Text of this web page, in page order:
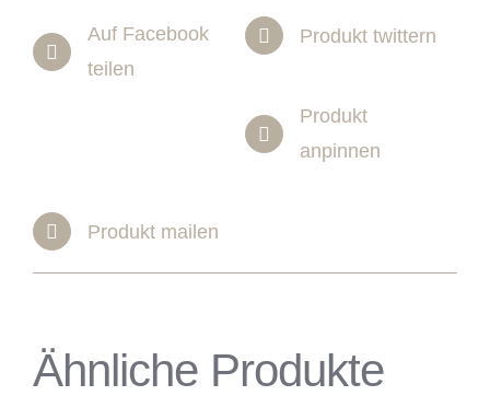
Auf Facebook
teilen
Produkt twittern
Produkt
anpinnen
Produkt mailen
Ähnliche Produkte